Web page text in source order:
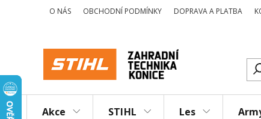
O NÁS OBCHODNÍ PODMÍNKY DOPRAVA A PLATBA
Akce STIHL Les